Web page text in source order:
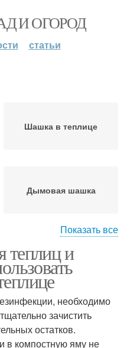
И ОГОРОД
статьи
Шашка в теплице
Дымовая шашка
Табачная шашка
Табачные шашки
Показать все
теплиц и
необходимо
зачистить
остатков.
в компостную яму не